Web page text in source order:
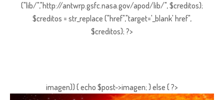
("lib/","http://antwrp.gsfc.nasa.gov/apod/lib/", $creditos);
$creditos = str_replace ("href","target='_blank' href",
$creditos); ?>
imagen)) { echo $post->imagen; } else { ?>